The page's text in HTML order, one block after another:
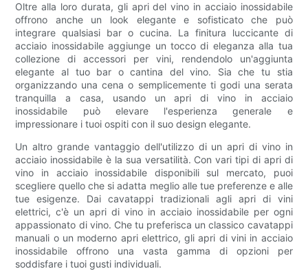
Oltre alla loro durata, gli apri del vino in acciaio inossidabile
offrono anche un look elegante e sofisticato che può
integrare qualsiasi bar o cucina. La finitura luccicante di
acciaio inossidabile aggiunge un tocco di eleganza alla tua
collezione di accessori per vini, rendendolo un'aggiunta
elegante al tuo bar o cantina del vino. Sia che tu stia
organizzando una cena o semplicemente ti godi una serata
tranquilla a casa, usando un apri di vino in acciaio
inossidabile può elevare l'esperienza generale e
impressionare i tuoi ospiti con il suo design elegante.
Un altro grande vantaggio dell'utilizzo di un apri di vino in
acciaio inossidabile è la sua versatilità. Con vari tipi di apri di
vino in acciaio inossidabile disponibili sul mercato, puoi
scegliere quello che si adatta meglio alle tue preferenze e alle
tue esigenze. Dai cavatappi tradizionali agli apri di vini
elettrici, c'è un apri di vino in acciaio inossidabile per ogni
appassionato di vino. Che tu preferisca un classico cavatappi
manuali o un moderno apri elettrico, gli apri di vini in acciaio
inossidabile offrono una vasta gamma di opzioni per
soddisfare i tuoi gusti individuali.